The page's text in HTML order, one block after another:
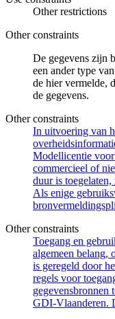
Other restrictions
Other constraints
De gegevens zijn
een ander type
de hier vermelde,
de gegevens.
Other constraints
In uitvoering van
Modellicentie
commercieel of
duur is
Als enige
Other constraints
Toegang en
algemeen belang,
is geregeld door
regels voor
gegevensbronnen
GDI-Vlaanderen.